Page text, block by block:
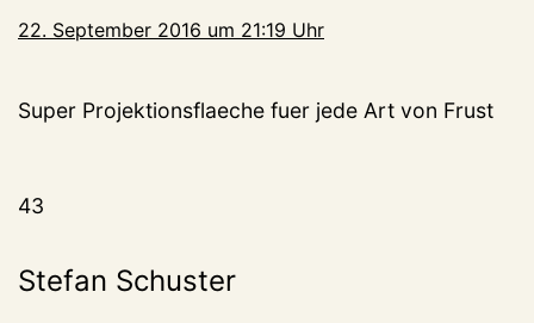
22. September 2016 um 21:19 Uhr
Super Projektionsflaeche fuer jede Art von Frust
43
Stefan Schuster